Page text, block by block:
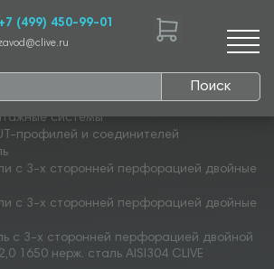
Поиск
(499) 450-99-01
системы
профилей и соединителей
с 3-х сторонней перфорацией двойные
с 3-х сторонней перфорацией двойные
с 3-х сторонней перфорацией двойной
1650 нерж. сталь AISI304 CLIVE